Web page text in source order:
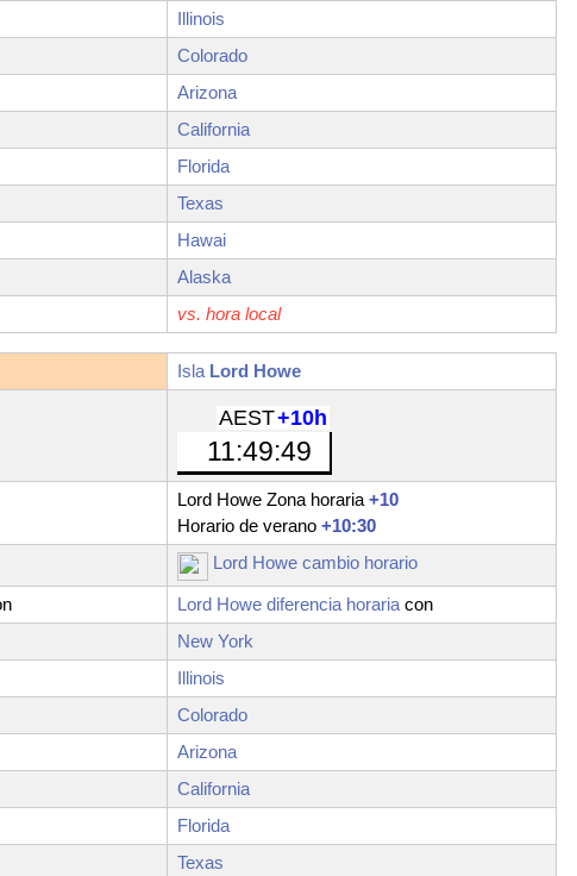
Illinois
Colorado
Arizona
California
Florida
Texas
Hawai
Alaska
vs. hora local
Isla Lord Howe
AEST+10h
11:49:50
Lord Howe Zona horaria+10
Horario de verano +10:30
Lord Howe cambio horario
Lord Howe diferencia horariacon
New York
Illinois
Colorado
Arizona
California
Florida
Texas